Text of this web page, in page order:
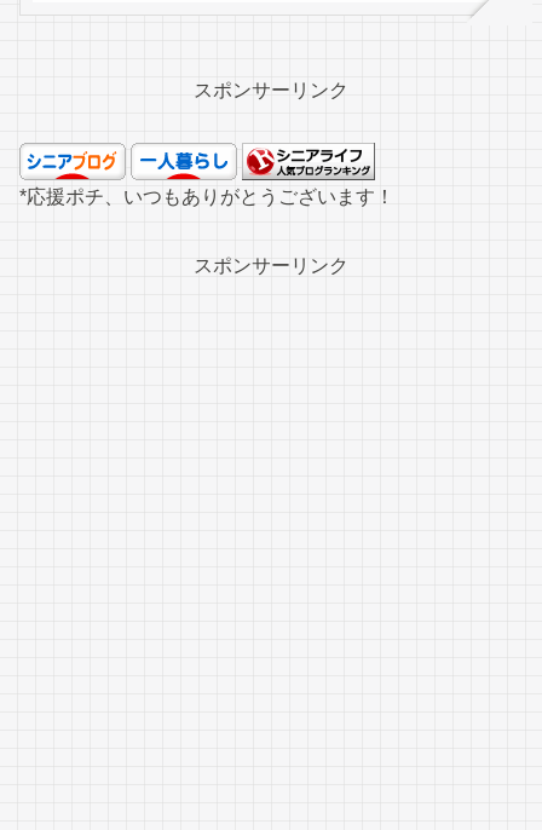
スポンサーリンク
*応援ポチ、いつもありがとうございます！
スポンサーリンク